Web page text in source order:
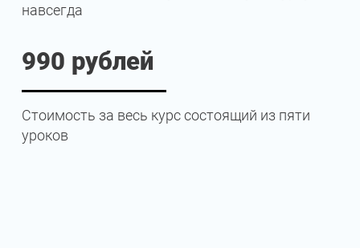
навсегда
990 рублей
Стоимость за весь курс состоящий из пяти
уроков